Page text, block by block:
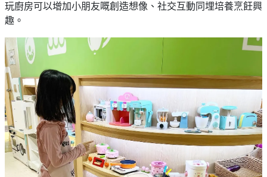
新
奇
玩
樂
體
驗
手
作
工
作
坊
野
餐
#
沙
灘
#
露
#
水
上
玩廚房可以增加小朋友嘅創造想像、社交互動同埋培養烹飪興
趣。